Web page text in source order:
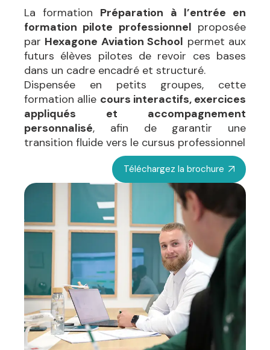
La formation Préparation à l’entrée en
formation pilote professionnel proposée
par Hexagone Aviation School permet aux
futurs élèves pilotes de revoir ces bases
dans un cadre encadré et structuré.
Dispensée en petits groupes, cette
formation allie cours interactifs, exercices
appliqués et accompagnement
personnalisé, afin de garantir une
transition fluide vers le cursus professionnel
Téléchargez la brochure